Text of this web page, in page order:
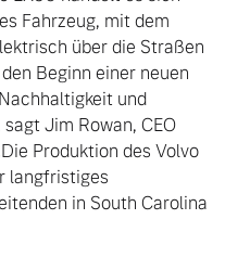
Fahrzeug, mit dem
über die Straßen
Beginn einer neuen
und
Jim Rowan, CEO
Produktion des Volvo
langfristiges
in South Carolina